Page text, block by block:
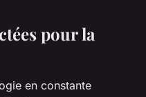
pour la
en constante